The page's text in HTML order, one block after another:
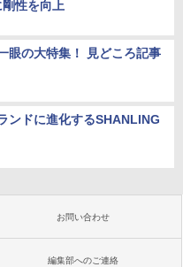
性を向上
眼の大特集！ 見どころ記事
ンドに進化するSHANLING
お問い合わせ
編集部へのご連絡